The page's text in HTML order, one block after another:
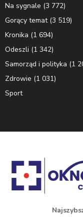
Na sygnale (3 772)
Gorący temat(3 519)
Kronika (1 694)
Odeszli (1 342)
Samorząd i polityka (1
Zdrowie (1 031)
Sport